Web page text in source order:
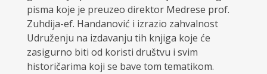
pisma koje je preuzeo direktor Medrese prof.
Zuhdija-ef. Handanović i izrazio zahvalnost
Udruženju na izdavanju tih knjiga koje će
zasigurno biti od koristi društvu i svim
historičarima koji se bave tom tematikom.